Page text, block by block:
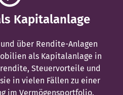
Kapitalanlage
über Rendite-Anlagen
als Kapitalanlage in
Steuervorteile und
in vielen Fällen zu einer
im Vermögensportfolio.